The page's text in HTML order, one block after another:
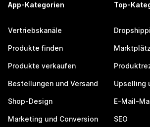
App-Kategorien
Vertriebskanäle
Produkte finden
Produkte verkaufen
Bestellungen und Versand
Shop-Design
Marketing und Conversion
Top-
Upselling
E-Mail-
SEO